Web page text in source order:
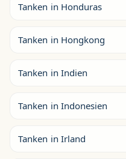
Tanken in Honduras
Tanken in Hongkong
Tanken in Indien
Tanken in Indonesien
Tanken in Irland